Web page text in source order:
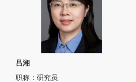
吕湘
职称：研究员